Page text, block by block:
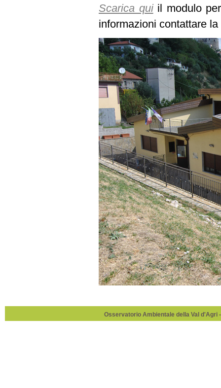
Scarica quiil modulo
informazioni contattare
Osservatorio Ambientale della Val d'Agri